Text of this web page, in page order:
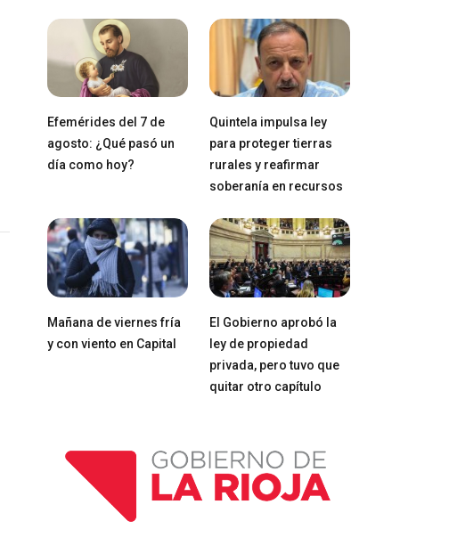
Efemérides del 7 de
agosto: ¿Qué pasó un
día como hoy?
Quintela impulsa ley
para proteger tierras
rurales y reafirmar
soberanía en recursos
Mañana de viernes fría
y con viento en Capital
El Gobierno aprobó la
ley de propiedad
privada, pero tuvo que
quitar otro capítulo